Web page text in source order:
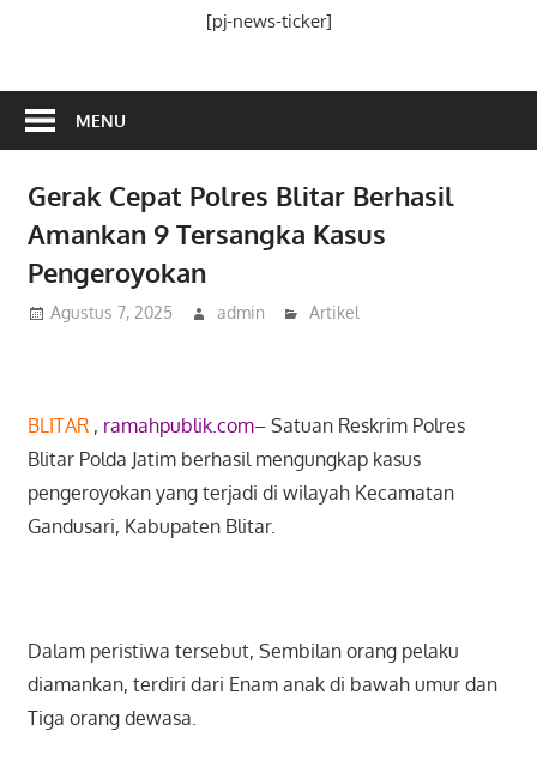
[pj-news-ticker]
MENU
Gerak Cepat Polres Blitar Berhasil
Amankan 9 Tersangka Kasus
Pengeroyokan
Agustus 7, 2025 admin Artikel
BLITAR, ramahpublik.com–Satuan Reskrim Polres
Blitar Polda Jatim berhasil mengungkap kasus
pengeroyokan yang terjadi di wilayah Kecamatan
Gandusari, Kabupaten Blitar.
Dalam peristiwa tersebut, Sembilan orang pelaku
diamankan, terdiri dari Enam anak di bawah umur dan
Tiga orang dewasa.